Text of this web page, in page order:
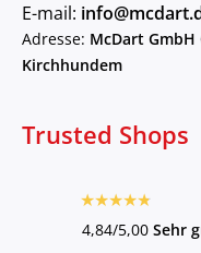
E-mail:
Adresse: McDart GmbH
Kirchhundem
Trusted Shops
4,84/5,00 Sehr